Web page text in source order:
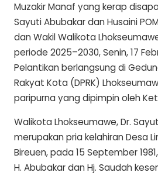
Muzakir Manaf yang kerap
Sayuti Abubakar dan Husaini
dan Wakil Walikota
periode 2025–2030, Senin, 17
Pelantikan berlangsung di
Rakyat Kota (DPRK)
paripurna yang dipimpin oleh
Walikota Lhokseumawe, Dr.
merupakan pria kelahiran Desa
Bireuen, pada 15 September
H. Abubakar dan Hj. Saudah